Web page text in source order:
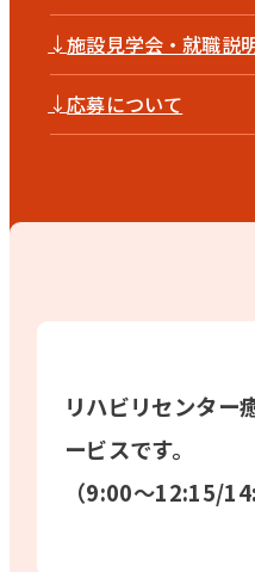
↓施設見学会・就職説
↓応募について
リハビリセンター
ービスです。
（9:00〜12:15/